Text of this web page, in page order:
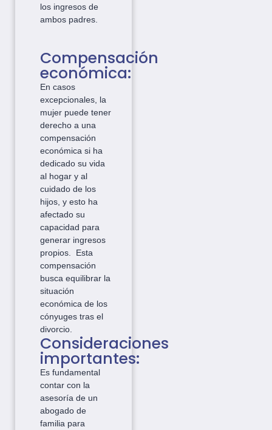
los ingresos de
ambos padres.
Compensación
económica:
En casos
excepcionales, la
mujer puede tener
derecho a una
compensación
económica si ha
dedicado su vida
al hogar y al
cuidado de los
hijos, y esto ha
afectado su
capacidad para
generar ingresos
propios. Esta
compensación
busca equilibrar la
situación
económica de los
cónyuges tras el
divorcio.
Consideraciones
importantes:
Es fundamental
contar con la
asesoría de un
abogado de
familia para